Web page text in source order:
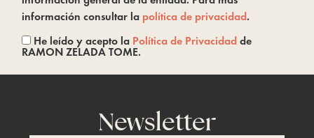
información consultar la política de privacidad.
He leído y acepto la Política de Privacidadde
RAMON ZELADA TOME.
Newsletter